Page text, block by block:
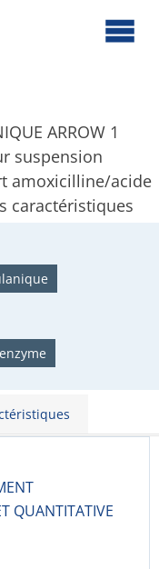
ARROW 1
suspension
amoxicilline/acide
caractéristiques
QUANTITATIVE